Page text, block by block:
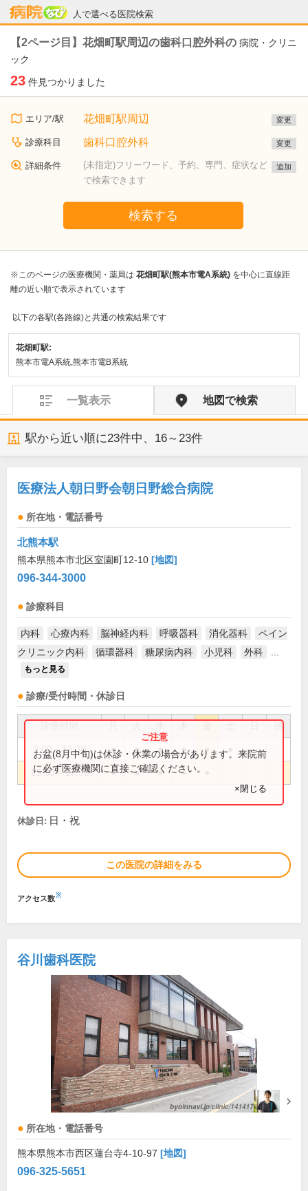
人で選べる医院検索
病院なび
【2ページ目】花畑町駅周辺の歯科口腔外科の 病院・クリニ
ック
23 件見つかりました
エリア/駅 花畑町駅周辺 変更
診療科目 歯科口腔外科 変更
詳細条件
(未指定)フリーワード、予約、専門、症状など
で検索できます
追加
検索する
※このページの医療機関・薬局は 花畑町駅(熊本市電A系統) を中心に直線距
離の近い順で表示されています
以下の各駅(各路線)と共通の検索結果です
花畑町駅:
熊本市電A系統,熊本市電B系統
一覧表示 地図で検索
駅から近い順に23件中、 16～23件
医療法人朝日野会朝日野総合病院
所在地・電話番号
北熊本駅
熊本県熊本市北区室園町12-10 [地図]
096-344-3000
診療科目
内科 心療内科 脳神経内科 呼吸器科 消化器科
ペイン
クリニック内科
循環器科 糖尿病内科 小児科 外科
もっと見る
診療/受付時間・休診日
祝
9:00～12:30 ● ● ● ● ●
13:30～17:30 ● ● ● ●
お盆(8月中旬)は休診・休業の場合があります。来院前
に必ず医療機関に直接ご確認ください。
×閉じる
休診日: 日・祝
この医院の詳細をみる
アクセス数※
谷川歯科医院
所在地・電話番号
熊本県熊本市西区蓮台寺4-10-97 [地図]
096-325-5651